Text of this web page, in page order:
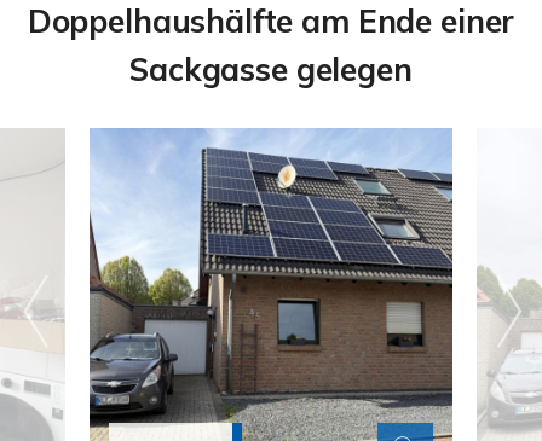
Doppelhaushälfte am Ende einer
Sackgasse gelegen